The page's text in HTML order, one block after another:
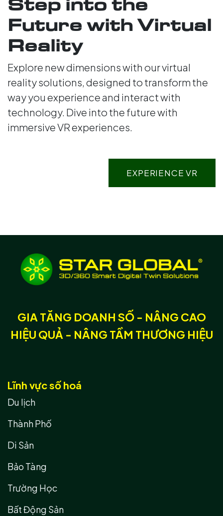
Future with Virtual
Reality
Explore new dimensions with our virtual
reality solutions, designed to transform the
way you experience and interact with
technology. Dive into the future with
immersive VR experiences.
EXPERIENCE VR
GIA TĂNG DOANH SỐ - NÂNG CAO
HIỆU QUẢ - NÂNG TẦM THƯƠNG HIỆU
Lĩnh vực số hoá
Du lịch
Thành Phố
Di Sản
Bảo Tàng
Trường Học
Bất Động Sản